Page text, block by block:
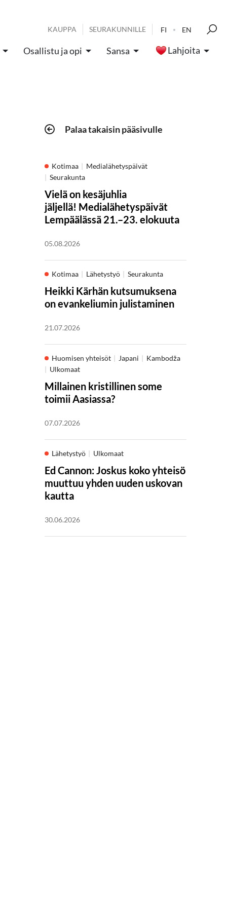
KAUPPA SEURAKUNNILLE FI EN
Osallistu ja opi Sansa Lahjoita
Palaa takaisin pääsivulle
Kotimaa
Medialähetyspäivät
Seurakunta
Vielä on kesäjuhlia
jäljellä! Medialähetyspäivät
Lempäälässä 21.–23. elokuuta
05.08.2026
Kotimaa Lähetystyö Seurakunta
Heikki Kärhän kutsumuksena
on evankeliumin julistaminen
21.07.2026
Huomisen yhteisöt Japani
Kambodža
Ulkomaat
Millainen kristillinen some
toimii Aasiassa?
07.07.2026
Lähetystyö Ulkomaat
Ed Cannon: Joskus koko yhteisö
muuttuu yhden uuden uskovan
kautta
30.06.2026